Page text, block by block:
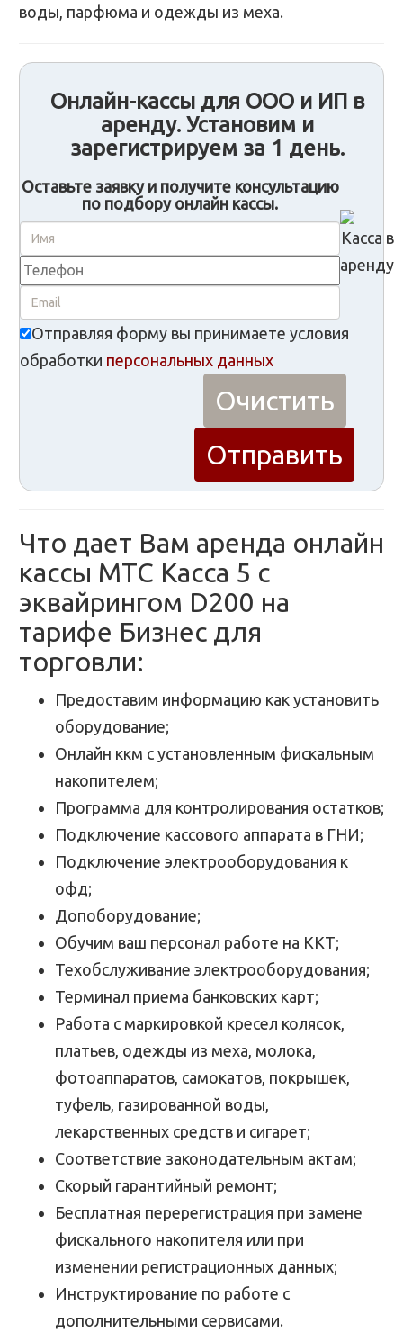
воды, парфюма и одежды из меха.
Онлайн-кассы для ООО и ИП в
аренду. Установим и
зарегистрируем за 1 день.
Оставьте заявку и получите консультацию
по подбору онлайн кассы.
Отправляя форму вы принимаете условия
обработки персональных данных
Что дает Вам аренда онлайн
кассы МТС Касса 5 с
эквайрингом D200 на
тарифе Бизнес для
торговли:
Предоставим информацию как установить
оборудование;
Онлайн ккм с установленным фискальным
накопителем;
Программа для контролирования остатков;
Подключение кассового аппарата в ГНИ;
Подключение электрооборудования к
офд;
Допоборудование;
Обучим ваш персонал работе на ККТ;
Техобслуживание электрооборудования;
Терминал приема банковских карт;
Работа с маркировкой кресел колясок,
платьев, одежды из меха, молока,
фотоаппаратов, самокатов, покрышек,
туфель, газированной воды,
лекарственных средств и сигарет;
Соответствие законодательным актам;
Скорый гарантийный ремонт;
Бесплатная перерегистрация при замене
фискального накопителя или при
изменении регистрационных данных;
Инструктирование по работе с
дополнительными сервисами.